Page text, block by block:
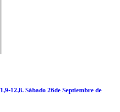
12,8. Sábado 26de Septiembre de